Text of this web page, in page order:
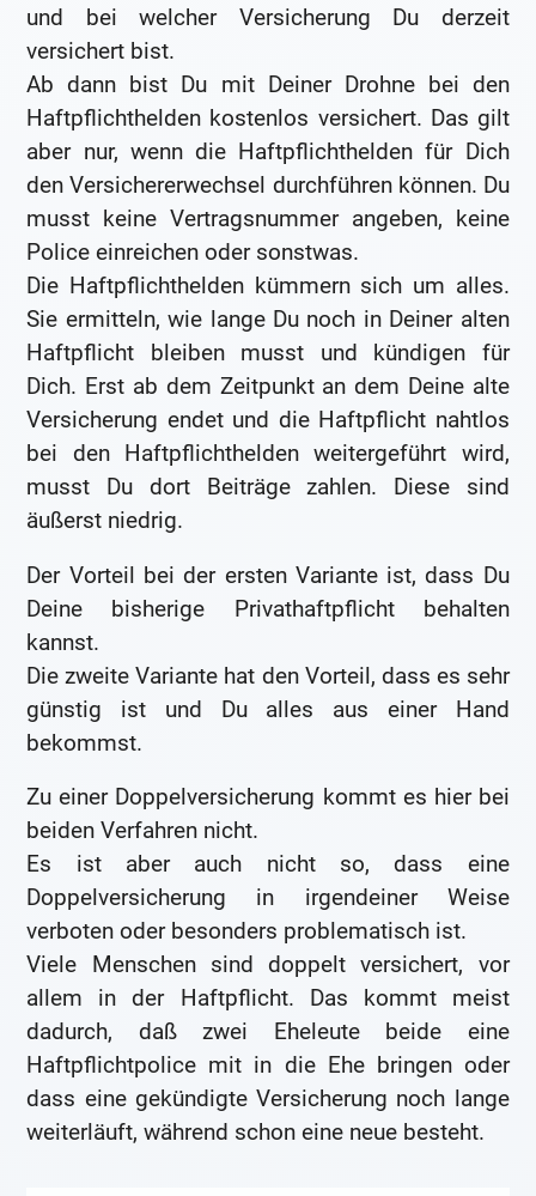
und bei welcher Versicherung Du derzeit
versichert bist.
Ab dann bist Du mit Deiner Drohne bei den
Haftpflichthelden kostenlos versichert. Das gilt
aber nur, wenn die Haftpflichthelden für Dich
den Versichererwechsel durchführen können. Du
musst keine Vertragsnummer angeben, keine
Police einreichen oder sonstwas.
Die Haftpflichthelden kümmern sich um alles.
Sie ermitteln, wie lange Du noch in Deiner alten
Haftpflicht bleiben musst und kündigen für
Dich. Erst ab dem Zeitpunkt an dem Deine alte
Versicherung endet und die Haftpflicht nahtlos
bei den Haftpflichthelden weitergeführt wird,
musst Du dort Beiträge zahlen. Diese sind
äußerst niedrig.
Der Vorteil bei der ersten Variante ist, dass Du
Deine bisherige Privathaftpflicht behalten
kannst.
Die zweite Variante hat den Vorteil, dass es sehr
günstig ist und Du alles aus einer Hand
bekommst.
Zu einer Doppelversicherung kommt es hier bei
beiden Verfahren nicht.
Es ist aber auch nicht so, dass eine
Doppelversicherung in irgendeiner Weise
verboten oder besonders problematisch ist.
Viele Menschen sind doppelt versichert, vor
allem in der Haftpflicht. Das kommt meist
dadurch, daß zwei Eheleute beide eine
Haftpflichtpolice mit in die Ehe bringen oder
dass eine gekündigte Versicherung noch lange
weiterläuft, während schon eine neue besteht.